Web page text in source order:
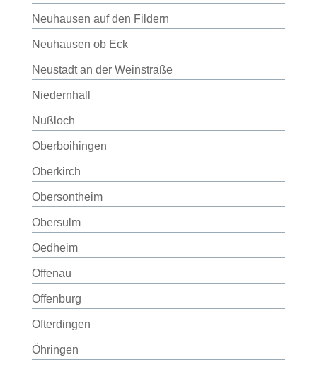
Neuhausen auf den Fildern
Neuhausen ob Eck
Neustadt an der Weinstraße
Niedernhall
Nußloch
Oberboihingen
Oberkirch
Obersontheim
Obersulm
Oedheim
Offenau
Offenburg
Ofterdingen
Öhringen